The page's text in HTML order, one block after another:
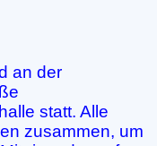
an der
statt. Alle
zusammen, um